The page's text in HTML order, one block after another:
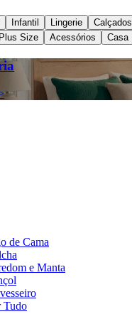
Infantil Lingerie Calçados
Plus Size Acessórios Casa
de Cama
e Manta
Tudo